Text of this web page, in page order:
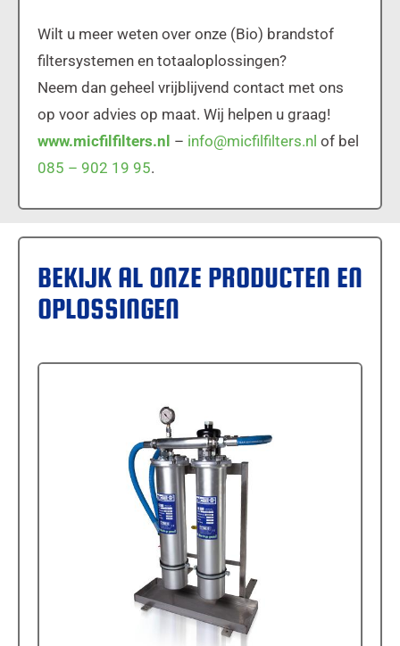
Wilt u meer weten over onze (Bio) brandstof
filtersystemen en totaaloplossingen?
Neem dan geheel vrijblijvend contact met ons
op voor advies op maat. Wij helpen u graag!
www.micfilfilters.nl – info@micfilfilters.nl of bel
085 – 902 19 95.
BEKIJK AL ONZE PRODUCTEN EN
OPLOSSINGEN